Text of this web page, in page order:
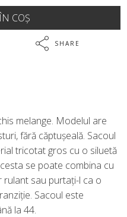
SHARE
melange. Modelul are
fără căptușeală. Sacoul
tricotat gros cu o siluetă
se poate combina cu
rulant sau purtați-l ca o
Sacoul este
la 44.